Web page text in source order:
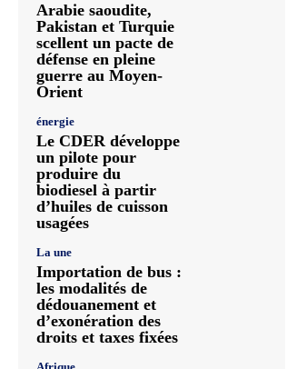
Arabie saoudite,
Pakistan et Turquie
scellent un pacte de
défense en pleine
guerre au Moyen-
Orient
énergie
Le CDER développe
un pilote pour
produire du
biodiesel à partir
d’huiles de cuisson
usagées
La une
Importation de bus :
les modalités de
dédouanement et
d’exonération des
droits et taxes fixées